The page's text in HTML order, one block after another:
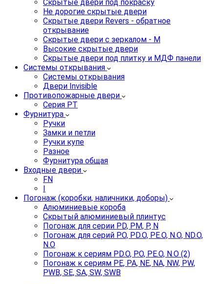
Скрытые двери под покраску
Не дорогие скрытые двери
Скрытые двери Revers - обратное
открывание
Скрытые двери с зеркалом - M
Высокие скрытые двери
Скрытые двери под плитку и МДФ панели
Системы открывания
Системы открывания
Двери Invisible
Противопожарные двери
Серия PT
Фурнитура
Ручки
Замки и петли
Ручки купе
Разное
Фурнитура общая
Входные двери
FN
I
Погонаж (коробки, наличники, доборы)
Алюминиевые короба
Скрытый алюминиевый плинтус
Погонаж для серии PD, PM, P, N
Погонаж для серий P.O, PD.O, PE.O, N.O, ND.O,
N.O
Погонаж к сериям PD.O, P.O, PE.O, N.O (2)
Погонаж к сериям PE, PA, NE, NA, NW, PW,
PWB, SE, SA, SW, SWB